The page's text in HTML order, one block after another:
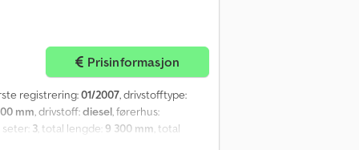
Prisinformasjon
registrering:01/2007, drivstofftype:
mm, drivstoff:diesel, førerhus:
seter: 3, total lengde: 9 300 mm, total